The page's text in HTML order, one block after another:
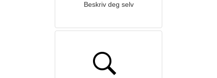
Beskriv deg selv